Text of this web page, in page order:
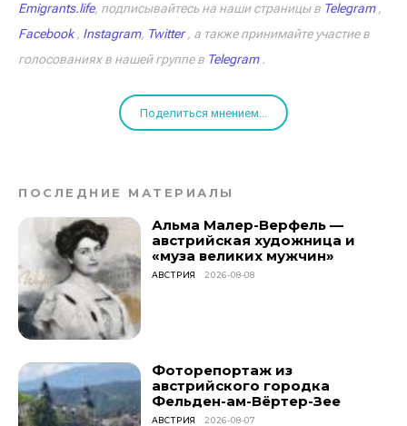
Emigrants.life, подписывайтесь на наши страницы в Telegram,
Facebook, Instagram, Twitter, а также принимайте участие в
голосованиях в нашей группе в Telegram.
Поделиться мнением...
ПОСЛЕДНИЕ МАТЕРИАЛЫ
Альма Малер-Верфель —
австрийская художница и
«муза великих мужчин»
АВСТРИЯ 2026-08-08
Фоторепортаж из
австрийского городка
Фельден-ам-Вёртер-Зее
АВСТРИЯ 2026-08-07